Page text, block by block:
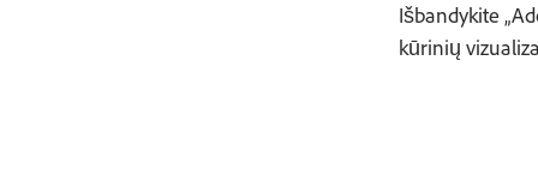
Išbandykite
kūrinių